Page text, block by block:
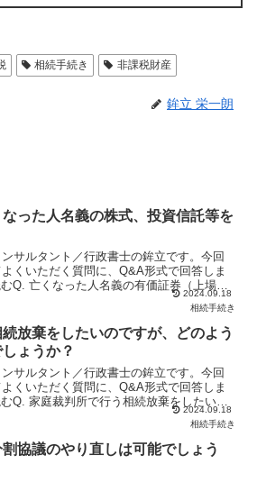
相続手続き 非課税財産
鉾立 栄一朗
った人名義の株式、投資信託等を
サルタント／行政書士の鉾立です。今回
くいただく質問に、Q&A形式で回答しま
Q. 亡くなった人名義の有価証券（上場株
）の相続手続きを行うにあたって...2024.09.18
相続手続き
放棄をしたいのですが、どのよう
ょうか？
サルタント／行政書士の鉾立です。今回
くいただく質問に、Q&A形式で回答しま
Q. 家庭裁判所で行う相続放棄をしたいの
きになるのでしょうか？地方の実...2024.09.18
相続手続き
協議のやり直しは可能でしょう